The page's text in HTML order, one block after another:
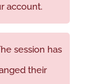
account.
session has
their